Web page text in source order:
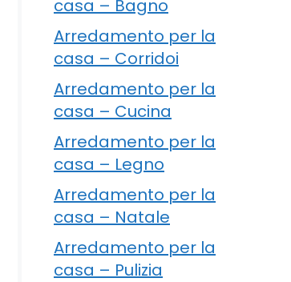
casa – Bagno
Arredamento per la
casa – Corridoi
Arredamento per la
casa – Cucina
Arredamento per la
casa – Legno
Arredamento per la
casa – Natale
Arredamento per la
casa – Pulizia